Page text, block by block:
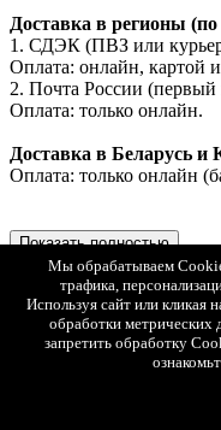
Доставка в регионы (по
1. СДЭК (ПВЗ или
Оплата: онлайн, картой
2. Почта России (первый
Оплата: только онлайн.
Доставка в Беларусь и
Оплата: только онлайн
Показать полностью
Доставка
Минимальная
000 рублей.
Заказы меньшей
магазине в Москве по
ТЦ "Глобал Молл", 2
Мы обрабатываем
трафика,
Используя сайт или кликая
обработки
запретить обработку